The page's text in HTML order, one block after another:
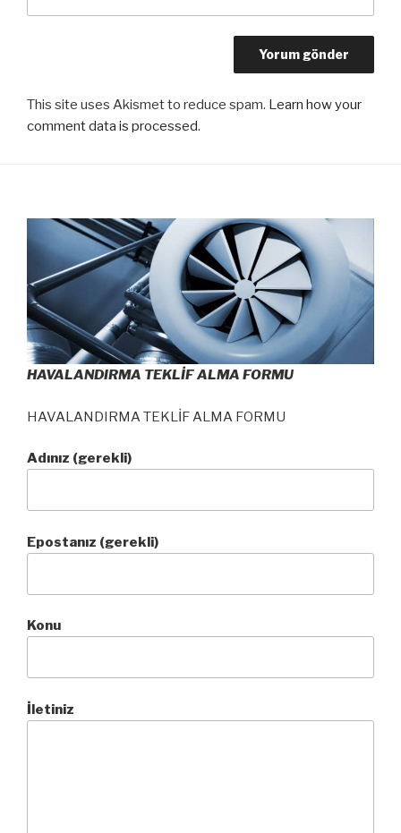
This site uses Akismet to reduce spam. Learn how your
comment data is processed.
HAVALANDIRMA TEKLİF ALMA FORMU
HAVALANDIRMA TEKLİF ALMA FORMU
Adınız (gerekli)
Epostanız (gerekli)
Konu
İletiniz